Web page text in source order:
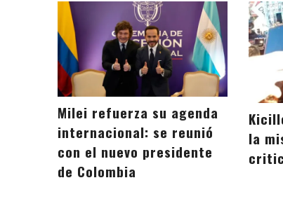
Milei refuerza su agenda
internacional: se reunió
con el nuevo presidente
de Colombia
la